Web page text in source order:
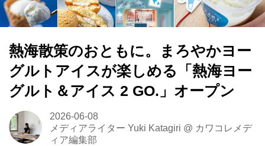
熱海散策のおともに。まろやかヨー
グルトアイスが楽しめる「熱海ヨー
グルト＆アイス 2 GO.」オープン
2026-06-08
メディアライター Yuki Katagiri @ カワコレメデ
ィア編集部